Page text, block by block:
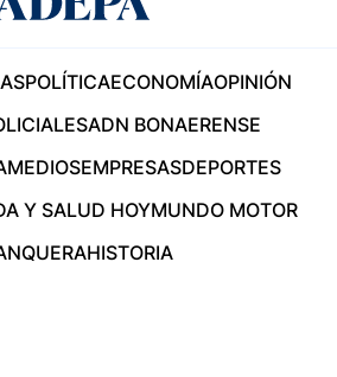
POLÍTICAECONOMÍAOPINIÓN
ADN BONAERENSE
MEDIOSEMPRESASDEPORTES
Y SALUD HOYMUNDO MOTOR
HISTORIA